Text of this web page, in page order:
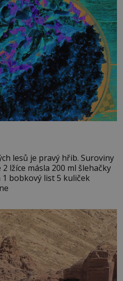
je pravý hřib. Suroviny
lžíce másla 200 ml šlehačky
1 bobkový list 5 kuliček